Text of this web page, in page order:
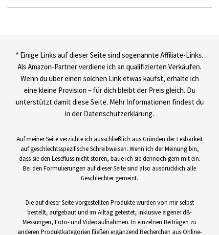
* Einige Links auf dieser Seite sind sogenannte Affiliate-Links.
Als Amazon-Partner verdiene ich an qualifizierten Verkäufen.
Wenn du über einen solchen Link etwas kaufst, erhalte ich
eine kleine Provision – für dich bleibt der Preis gleich. Du
unterstützt damit diese Seite. Mehr Informationen findest du
in der Datenschutzerklärung.
Auf meiner Seite verzichte ich ausschließlich aus Gründen der Lesbarkeit
auf geschlechtsspezifische Schreibweisen. Wenn ich der Meinung bin,
dass sie den Lesefluss nicht stören, baue ich sie dennoch gern mit ein.
Bei den Formulierungen auf dieser Seite sind also ausdrücklich alle
Geschlechter gemeint.
Die auf dieser Seite vorgestellten Produkte wurden von mir selbst
bestellt, aufgebaut und im Alltag getestet, inklusive eigener dB-
Messungen, Foto- und Videoaufnahmen. In einzelnen Beiträgen zu
anderen Produktkategorien fließen ergänzend Recherchen aus Online-